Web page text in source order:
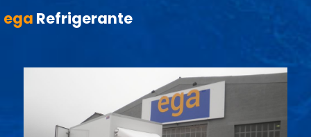
ega Refrigerante